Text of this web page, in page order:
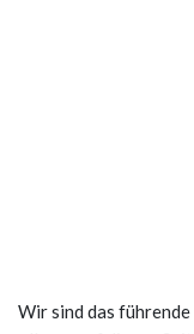
Wir sind das